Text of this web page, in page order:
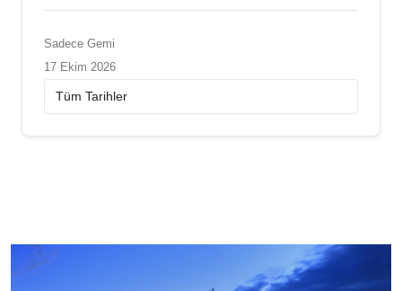
Sadece Gemi
17 Ekim 2026